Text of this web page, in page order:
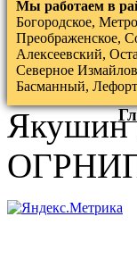
Мы работаем в
Богородское,
Преображенское,
Алексеевский,
Северное
Басманный,
Якушин